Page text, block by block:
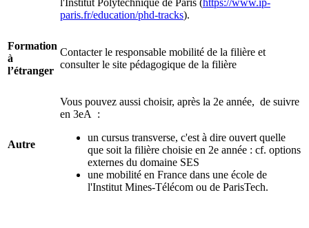
paris.fr/education/phd-tracks).
Formation
à
l’étranger
Contacter le responsable mobilité de la filière et
consulter le site pédagogique de la filière
Autre
Vous pouvez aussi choisir, après la 2e année, de suivre
en 3eA :
un cursus transverse, c'est à dire ouvert quelle
que soit la filière choisie en 2e année : cf. options
externes du domaine SES
une mobilité en France dans une école de
l'Institut Mines-Télécom ou de ParisTech.